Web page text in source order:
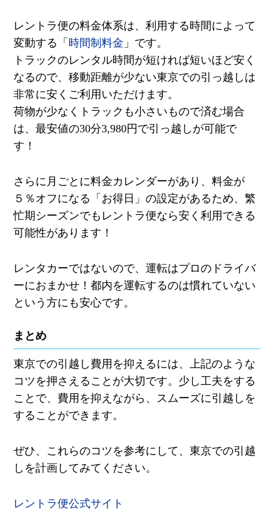
レントラ便の料金体系は、利用する時間によって
変動する「 時間制料金 」です。
トラックのレンタル時間が短ければ短いほど安く
なるので、移動距離が少ない東京での引っ越しは
非常に安くご利用いただけます。
荷物が少なくトラックも小さいもので済む場合
は、最安値の30分3,980円で引っ越しが可能で
す！
さらに月ごとに料金カレンダーがあり、料金が
５％オフになる「お得日」の設定があるため、繁
忙期シーズンでもレントラ便なら安く利用できる
可能性があります！
レンタカーではないので、運転はプロのドライバ
ーにおまかせ！都内を運転するのは慣れていない
という方にも安心です。
まとめ
東京での引越し費用を抑えるには、上記のような
コツを押さえることが大切です。少し工夫をする
ことで、費用を抑えながら、スムーズに引越しを
することができます。
ぜひ、これらのコツを参考にして、東京での引越
しを計画してみてください。
レントラ便公式サイト